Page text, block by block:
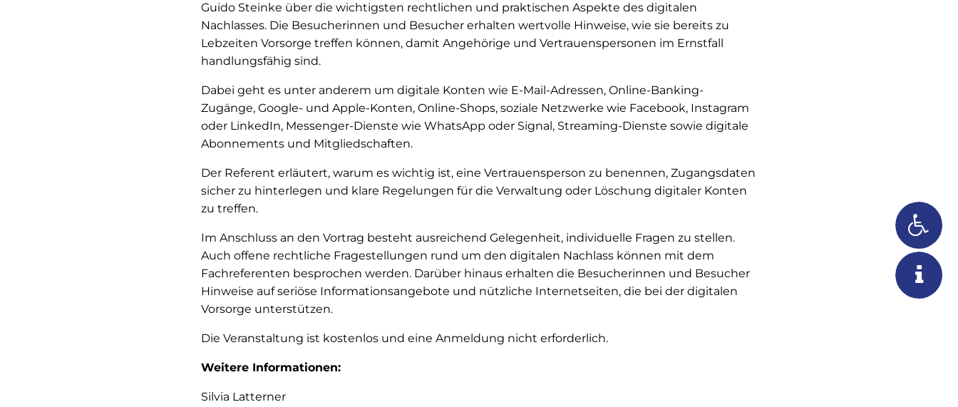
Guido Steinke über die wichtigsten rechtlichen und praktischen Aspekte des digitalen
Nachlasses. Die Besucherinnen und Besucher erhalten wertvolle Hinweise, wie sie bereits zu
Lebzeiten Vorsorge treffen können, damit Angehörige und Vertrauenspersonen im Ernstfall
handlungsfähig sind.
Dabei geht es unter anderem um digitale Konten wie E-Mail-Adressen, Online-Banking-
Zugänge, Google- und Apple-Konten, Online-Shops, soziale Netzwerke wie Facebook, Instagram
oder LinkedIn, Messenger-Dienste wie WhatsApp oder Signal, Streaming-Dienste sowie digitale
Abonnements und Mitgliedschaften.
Der Referent erläutert, warum es wichtig ist, eine Vertrauensperson zu benennen, Zugangsdaten
sicher zu hinterlegen und klare Regelungen für die Verwaltung oder Löschung digitaler Konten
zu treffen.
Im Anschluss an den Vortrag besteht ausreichend Gelegenheit, individuelle Fragen zu stellen.
Auch offene rechtliche Fragestellungen rund um den digitalen Nachlass können mit dem
Fachreferenten besprochen werden. Darüber hinaus erhalten die Besucherinnen und Besucher
Hinweise auf seriöse Informationsangebote und nützliche Internetseiten, die bei der digitalen
Vorsorge unterstützen.
Die Veranstaltung ist kostenlos und eine Anmeldung nicht erforderlich.
Weitere Informationen:
Silvia Latterner